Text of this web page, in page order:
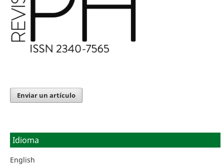
Enviar un artículo
Idioma
English